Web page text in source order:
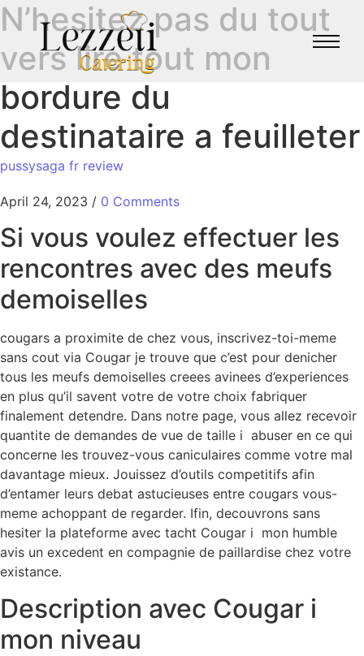
N’hesitez pas du tout
vers lire tout mon
bordure du
destinataire a feuilleter
pussysaga fr review
April 24, 2023 / 0 Comments
Si vous voulez effectuer les
rencontres avec des meufs
demoiselles
cougars a proximite de chez vous, inscrivez-toi-meme
sans cout via Cougar je trouve que c’est pour denicher
tous les meufs demoiselles creees avinees d’experiences
en plus qu’il savent votre de votre choix fabriquer
finalement detendre. Dans notre page, vous allez recevoir
quantite de demandes de vue de taille i abuser en ce qui
concerne les trouvez-vous caniculaires comme votre mal
davantage mieux. Jouissez d’outils competitifs afin
d’entamer leurs debat astucieuses entre cougars vous-
meme achoppant de regarder. Ifin, decouvrons sans
hesiter la plateforme avec tacht Cougar i mon humble
avis un excedent en compagnie de paillardise chez votre
existance.
Description avec Cougar i
mon niveau